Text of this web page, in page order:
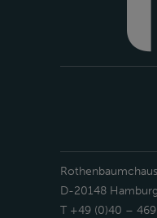
D-20148 Hamburg
T +49 (0)40 –